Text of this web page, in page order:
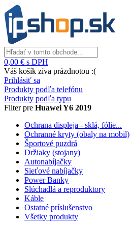
0,00 € s DPH
Váš košík zíva prázdnotou :(
Prihlásiť sa
Produkty podľa telefónu
Produkty podľa typu
Filter pre Huawei Y6 2019
Ochrana displeja - sklá, fólie...
Ochranné kryty (obaly na mobil)
Športové puzdrá
Držiaky (stojany)
Autonabíjačky
Sieťové nabíjačky
Power Banky
Slúchadlá a reproduktory
Káble
Ostatné príslušenstvo
Všetky produkty